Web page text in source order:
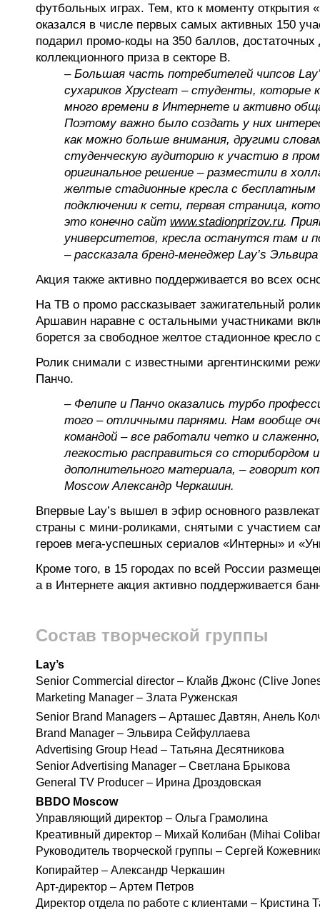
футбольных играх. Тем, кто к моменту открытия
оказался в числе первых самых активных 150
подарил промо-коды на 350 баллов,
коллекционного приза в секторе B.
– Большая часть потребителей чипсов
сухариков Хрусteam – студенты, которые
много времени в Интернете и активно
Поэтому важно было создать у них
как можно больше внимания, другими
студенческую аудиторию к участию в
оригинальное решение – разместили в
желтые стадионные кресла с бесплатным
подключении к сети, первая страница,
это конечно сайт www.stadionprizov.ru.
университетов, кресла останутся там и
– рассказала бренд-менеджер Lay’s
Акция также активно поддерживается во всех
На ТВ о промо рассказывает зажигательный
Аршавин наравне с остальными участниками
борется за свободное желтое стадионное кресло
Ролик снимали с известными аргентинскими
Панчо.
– Фелипе и Панчо оказались турбо
того – отличными парнями. Нам вообще
командой – все работали четко и
легкостью расправиться со сторибордом
дополнительного материала, – говорит
Moscow Александр Черкашин.
Впервые Lay’s вышел в эфир основного
страны с мини-роликами, снятыми с участием
героев мега-успешных сериалов «Интерны» и
Кроме того, в 15 городах по всей России
а в Интернете акция активно поддерживается
Состав творческой группы
Lay’s
Senior Commercial director – Клайв Джонс (Clive
Marketing Manager – Злата Руженская
Senior Brand Managers – Арташес Давтян, Анель
Brand Manager – Эльвира Сейфуллаева
Advertising Group Head – Татьяна Десятникова
Senior Advertising Manager – Светлана Брыкова
General TV Producer – Ирина Дроздовская
BBDO Moscow
Управляющий директор – Ольга Грамолина
Креативный директор – Михай Колибан (Mihai
Руководитель творческой группы – Сергей
Копирайтер – Александр Черкашин
Арт-директор – Артем Петров
Директор отдела по работе с клиентами – Кристина